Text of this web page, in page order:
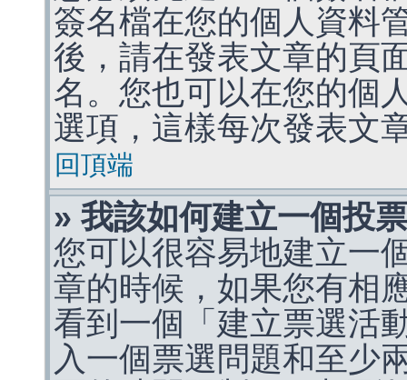
簽名檔在您的個人資料
後，請在發表文章的頁
名。您也可以在您的個
選項，這樣每次發表文
回頂端
» 我該如何建立一個投
您可以很容易地建立一
章的時候，如果您有相
看到一個「建立票選活
入一個票選問題和至少